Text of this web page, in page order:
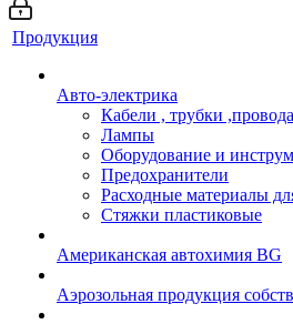
Продукция
Авто-электрика
Кабели , трубки
Лампы
Оборудование и
Предохранители
Расходные материалы
Стяжки пластиковые
Американская автохимия BG
Аэрозольная продукция